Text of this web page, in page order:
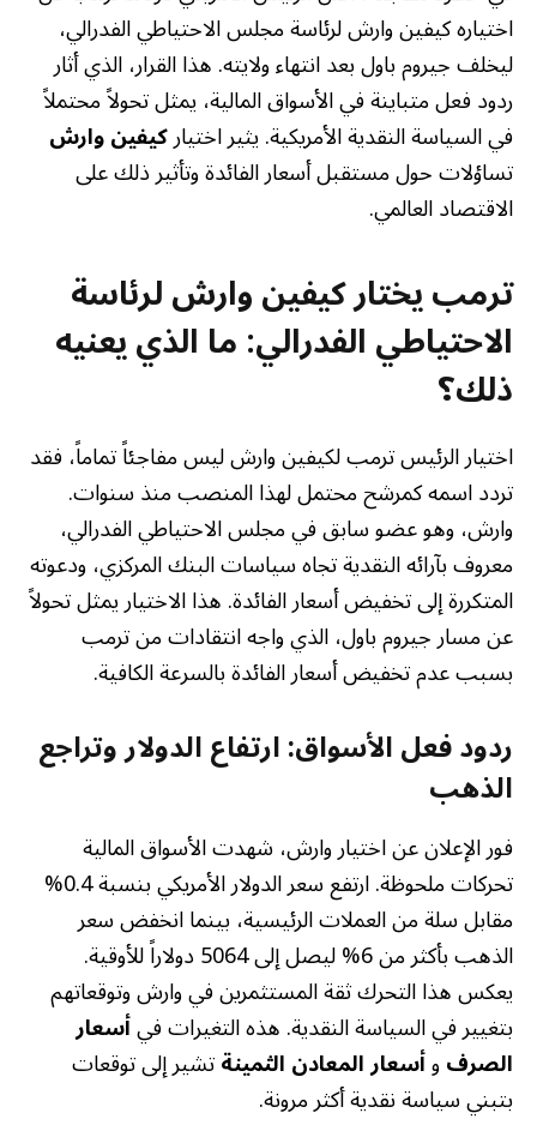
اختياره كيفين وارش لرئاسة مجلس الاحتياطي الفدرالي،
ليخلف جيروم باول بعد انتهاء ولايته. هذا القرار، الذي أثار
ردود فعل متباينة في الأسواق المالية، يمثل تحولاً محتملاً
في السياسة النقدية الأمريكية. يثير اختياركيفين وارش
تساؤلات حول مستقبل أسعار الفائدة وتأثير ذلك على
الاقتصاد العالمي.
ترمب يختار كيفين وارش لرئاسة
الاحتياطي الفدرالي: ما الذي يعنيه
ذلك؟
اختيار الرئيس ترمب لكيفين وارش ليس مفاجئاً تماماً، فقد
تردد اسمه كمرشح محتمل لهذا المنصب منذ سنوات.
وارش، وهو عضو سابق في مجلس الاحتياطي الفدرالي،
معروف بآرائه النقدية تجاه سياسات البنك المركزي، ودعوته
المتكررة إلى تخفيض أسعار الفائدة. هذا الاختيار يمثل تحولاً
عن مسار جيروم باول، الذي واجه انتقادات من ترمب
بسبب عدم تخفيض أسعار الفائدة بالسرعة الكافية.
ردود فعل الأسواق: ارتفاع الدولار وتراجع
الذهب
فور الإعلان عن اختيار وارش، شهدت الأسواق المالية
تحركات ملحوظة. ارتفع سعر الدولار الأمريكي بنسبة 0.4%
مقابل سلة من العملات الرئيسية، بينما انخفض سعر
الذهب بأكثر من 6% ليصل إلى 5064 دولاراً للأوقية.
يعكس هذا التحرك ثقة المستثمرين في وارش وتوقعاتهم
بتغيير في السياسة النقدية. هذه التغيرات فيأسعار
الصرفوأسعار المعادن الثمينةتشير إلى توقعات
بتبني سياسة نقدية أكثر مرونة.